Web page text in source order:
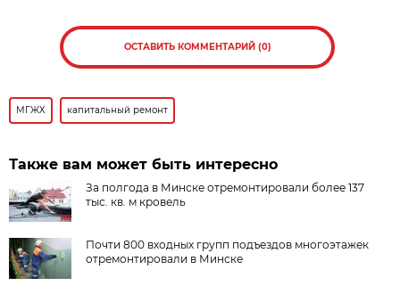
ОСТАВИТЬ КОММЕНТАРИЙ (0)
МГЖХ капитальный ремонт
Также вам может быть интересно
За полгода в Минске отремонтировали более 137
тыс. кв. м кровель
Почти 800 входных групп подъездов многоэтажек
отремонтировали в Минске